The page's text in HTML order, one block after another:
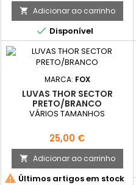
 Adicionar ao carrinho
 Disponível
MARCA: FOX
LUVAS THOR SECTOR
PRETO/BRANCO
VÁRIOS TAMANHOS
Preço
25,00 €
 Adicionar ao carrinho
 Últimos artigos em stock